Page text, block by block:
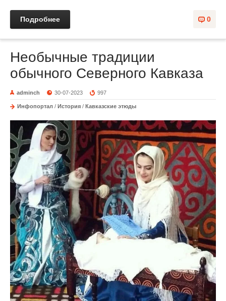
0
Подробнее
Необычные традиции
обычного Северного Кавказа
adminch 30-07-2023 997
Инфопортал / История / Кавказские этюды